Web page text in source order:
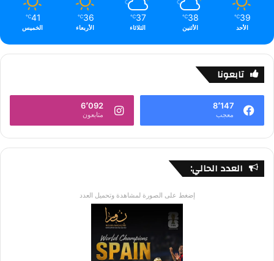
39
℃
الأحد
38
℃
الأثنين
37
℃
الثلاثاء
36
℃
الأربعاء
41
℃
الخميس
تابعونا
8٬147
معجب
6٬092
متابعون
العدد الحالي:
إضغط على الصورة لمشاهدة وتحميل العدد